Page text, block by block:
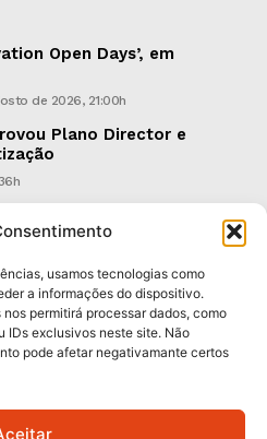
usamos tecnologias como
a informações do dispositivo.
permitirá processar dados, como
IDs exclusivos neste site. Não
pode afetar negativamante certos
Open Days’, em
de 2026, 21:00h
Plano Director e